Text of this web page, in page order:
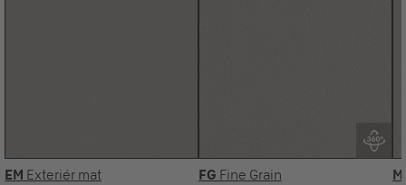
EM Exteriér mat FG Fine Grain